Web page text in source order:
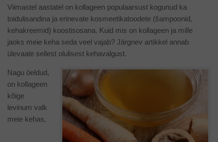
Viimastel aastatel on kollageen populaarsust kogunud ka
toidulisandina ja erinevate kosmeetikatoodete (šampoonid,
kehakreemid) koostisosana. Kuid mis on kollageen ja mille
jaoks meie keha seda veel vajab? Järgnev artikkel annab
ülevaate sellest olulisest kehavalgust.
Nagu öeldud,
on kollageen
kõige
levinum valk
meie kehas,